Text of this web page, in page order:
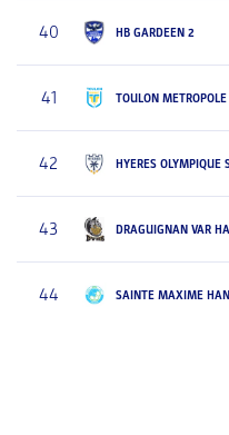
40 HB GARDEEN 2
41 TOULON
42 HYERES OLYMPIQUE
43 DRAGUIGNAN VAR
44 SAINTE MAXIME